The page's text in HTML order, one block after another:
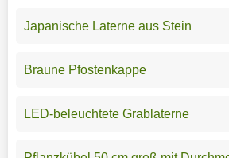
Japanische Laterne aus Stein
Braune Pfostenkappe
LED-beleuchtete Grablaterne